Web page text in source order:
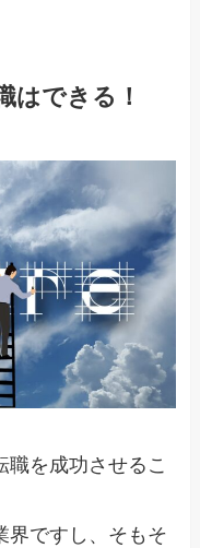
はできる！
職を成功させるこ
界ですし、そもそ